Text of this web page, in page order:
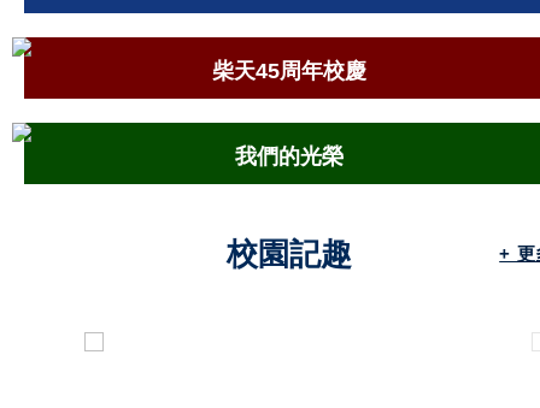
柴天45周年校慶
我們的光榮
校園記趣 + 更